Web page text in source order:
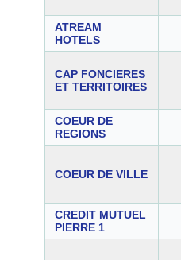
ATREAM
HOTELS
CAP FONCIERES
ET TERRITOIRES
COEUR DE
REGIONS
COEUR DE VILLE
CREDIT MUTUEL
PIERRE 1